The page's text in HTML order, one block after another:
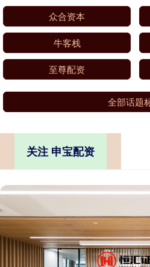
众合资本
牛客栈
至尊配资
全部话题
关注 申宝配资